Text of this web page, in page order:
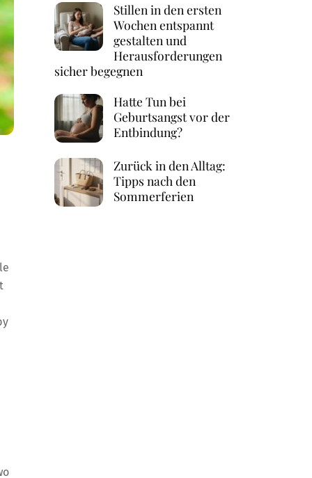
Stillen in den ersten
Wochen entspannt
gestalten und
Herausforderungen
sicher begegnen
Hatte Tun bei
Geburtsangst vor der
Entbindung?
Zurück in den Alltag:
Tipps nach den
Sommerferien